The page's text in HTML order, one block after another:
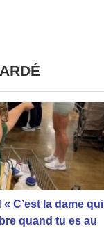
C’est la dame qui
quand tu es au